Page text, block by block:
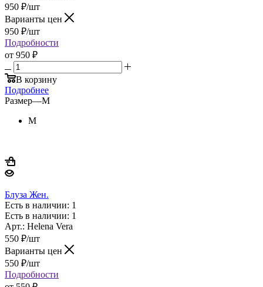
950 ₽/шт
Варианты цен
950 ₽/шт
Подробности
от 950 ₽
В корзину
Подробнее
Размер—M
M
Блуза Жен.
Есть в наличии: 1
Есть в наличии: 1
Арт.: Helena Vera
550 ₽/шт
Варианты цен
550 ₽/шт
Подробности